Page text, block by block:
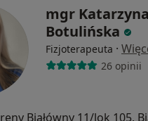
mgr Katarzyna
Botulińska
Fizjoterapeuta ·
26 opinii